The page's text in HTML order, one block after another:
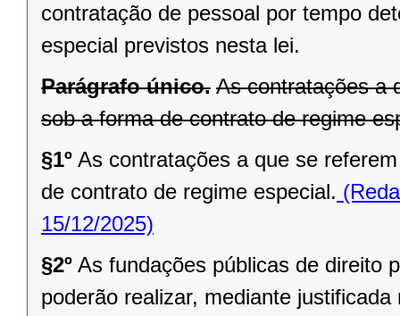
contratação de pessoal por tempo
especial previstos nesta lei.
Parágrafo único. As contratações a
sob a forma de contrato de regime
§1º As contratações a que se
de contrato de regime especial.
15/12/2025)
§2º As fundações públicas de direito
poderão realizar, mediante